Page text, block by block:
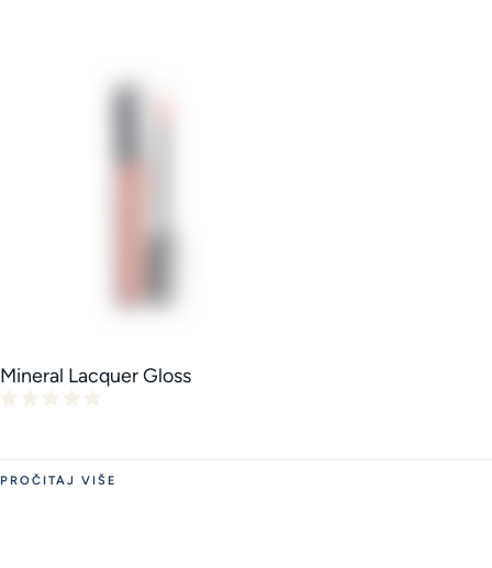
Mineral Lacquer Gloss
PROČITAJ VIŠE